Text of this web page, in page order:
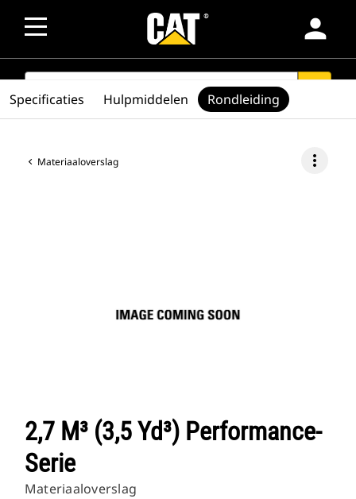
person
SEARCH
Materiaaloverslag more_vert
2,7 M³ (3,5 Yd³) Performance-
Serie
Materiaaloverslag
Specificaties Hulpmiddelen Rondleiding